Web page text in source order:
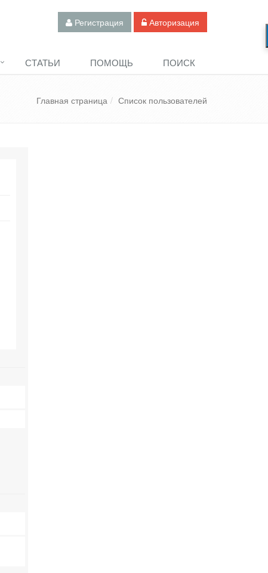
Регистрация Авторизация
СТАТЬИ ПОМОЩЬ ПОИСК
Главная страница Список пользователей